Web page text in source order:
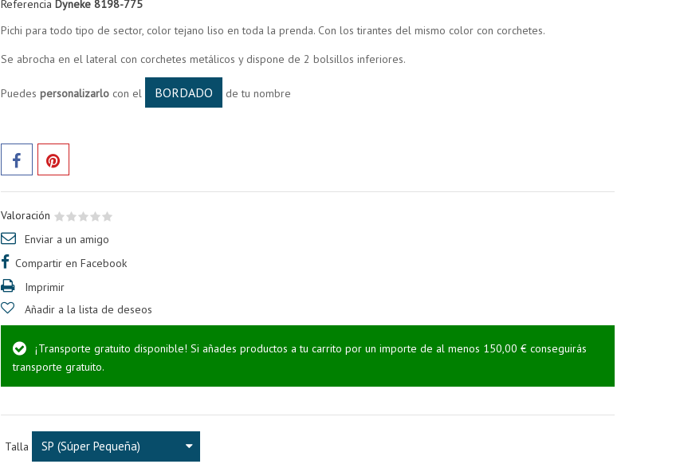
Referencia Dyneke 8198-775
Pichi para todo tipo de sector, color tejano liso en toda la prenda. Con los tirantes del mismo color con corchetes.
Se abrocha en el lateral con corchetes metálicos y dispone de 2 bolsillos inferiores.
Puedes personalizarlocon el BORDADO de tu nombre
Valoración
Enviar a un amigo
Compartir en Facebook
Imprimir
Añadir a la lista de deseos
¡Transporte gratuito disponible! Si añades productos a tu carrito por un importe de al menos 150,00 € conseguirás
transporte gratuito.
Talla SP (Súper Pequeña)